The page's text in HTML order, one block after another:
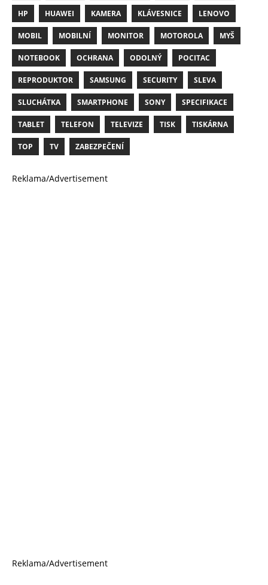
HP HUAWEI KAMERA KLÁVESNICE LENOVO
MOBIL MOBILNÍ MONITOR MOTOROLA MYŠ
NOTEBOOK OCHRANA ODOLNÝ POCITAC
REPRODUKTOR SAMSUNG SECURITY SLEVA
SLUCHÁTKA SMARTPHONE SONY SPECIFIKACE
TABLET TELEFON TELEVIZE TISK TISKÁRNA
TOP TV ZABEZPEČENÍ
Reklama/Advertisement
Reklama/Advertisement